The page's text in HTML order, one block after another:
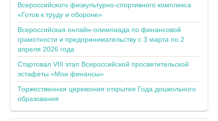
Всероссийского физкультурно-спортивного комплекса
«Готов к труду и обороне»
Всероссийская онлайн-олимпиада по финансовой
грамотности и предпринимательству с 3 марта по 2
апреля 2026 года
Стартовал VIII этап Всероссийской просветительской
эстафеты «Мои финансы»
Торжественная церемония открытия Года дошкольного
образования